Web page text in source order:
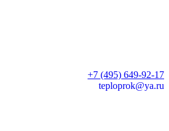
+7 (495) 649-92-17
teploprok@ya.ru